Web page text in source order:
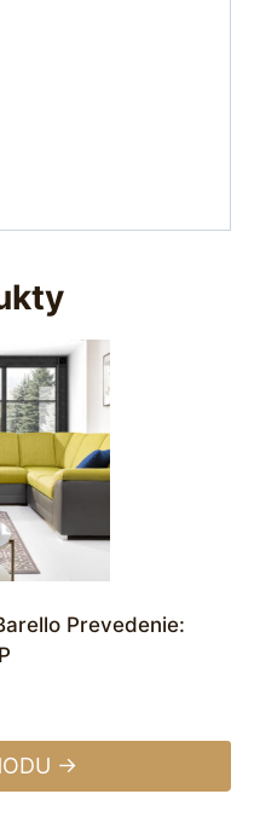
Prevedenie:
→